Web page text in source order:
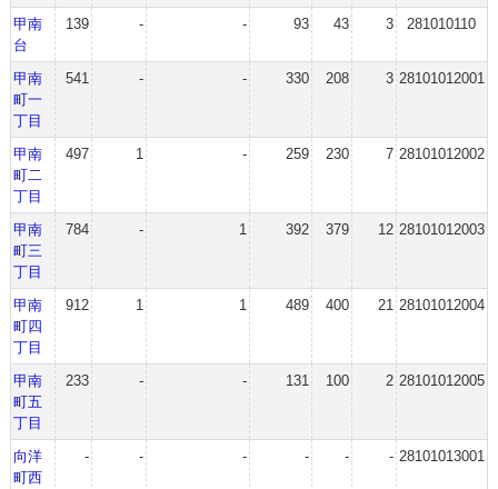
甲南
台
139 - - 93 43 3 281010110
甲南
町一
丁目
541 - - 330 208 3 28101012001
甲南
町二
丁目
497 1 - 259 230 7 28101012002
甲南
町三
丁目
784 - 1 392 379 12 28101012003
甲南
町四
丁目
912 1 1 489 400 21 28101012004
甲南
町五
丁目
233 - - 131 100 2 28101012005
向洋
町西
- - - - - - 28101013001